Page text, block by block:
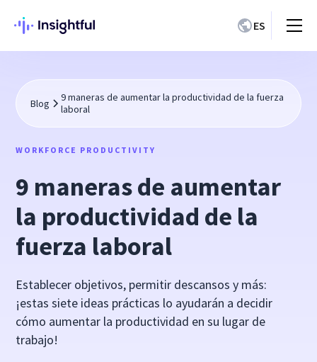
ES
Blog
9 maneras de aumentar la productividad de la fuerza
laboral
WORKFORCE PRODUCTIVITY
9 maneras de aumentar
la productividad de la
fuerza laboral
Establecer objetivos, permitir descansos y más:
¡estas siete ideas prácticas lo ayudarán a decidir
cómo aumentar la productividad en su lugar de
trabajo!